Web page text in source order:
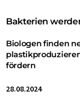
Bakterien
Biologen finden
fördern
28.08.2024